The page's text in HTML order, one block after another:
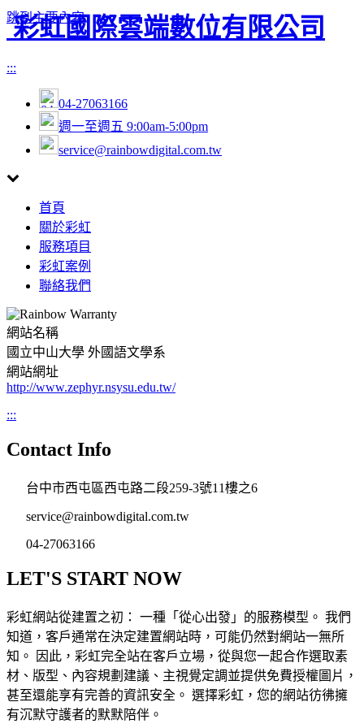
跳到主要內容
彩虹國際雲端數位有限公司
:::
04-27063166
週一至週五 9:00am-5:00pm
service@rainbowdigital.com.tw
Toggle
navigation
首頁
關於彩虹
服務項目
彩虹案例
聯絡我們
網站名稱
國立中山大學 外國語文學系
網站網址
http://www.zephyr.nsysu.edu.tw/
:::
Contact Info
台中市西屯區西屯路二段259-3號11樓之6
service@rainbowdigital.com.tw
04-27063166
LET'S START NOW
彩虹網站從建置之初： 一種「從心出發」的服務模型。 我們
知道，客戶通常在決定建置網站時，可能仍然對網站一無所
知。 因此，彩虹完全站在客戶立場，從與您一起合作選取素
材、版型、內容規劃建議、主視覺定調並提供免費授權圖片，
甚至還能享有完善的資訊安全。 選擇彩虹，您的網站彷彿擁
有沉默守護者的默默陪伴。